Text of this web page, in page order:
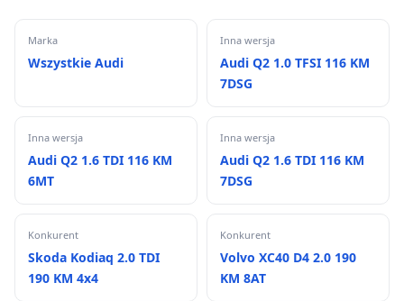
Marka
Wszystkie Audi
Inna wersja
Audi Q2 1.0 TFSI 116 KM
7DSG
Inna wersja
Audi Q2 1.6 TDI 116 KM
6MT
Inna wersja
Audi Q2 1.6 TDI 116 KM
7DSG
Konkurent
Skoda Kodiaq 2.0 TDI
190 KM 4x4
Konkurent
Volvo XC40 D4 2.0 190
KM 8AT